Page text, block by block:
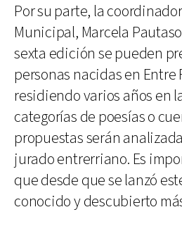
Por su parte, la
Municipal, Marcela
sexta edición se pueden
personas nacidas en Entre
residiendo varios años en
categorías de poesías o
propuestas serán
jurado entrerriano. Es
que desde que se lanzó
conocido y descubierto